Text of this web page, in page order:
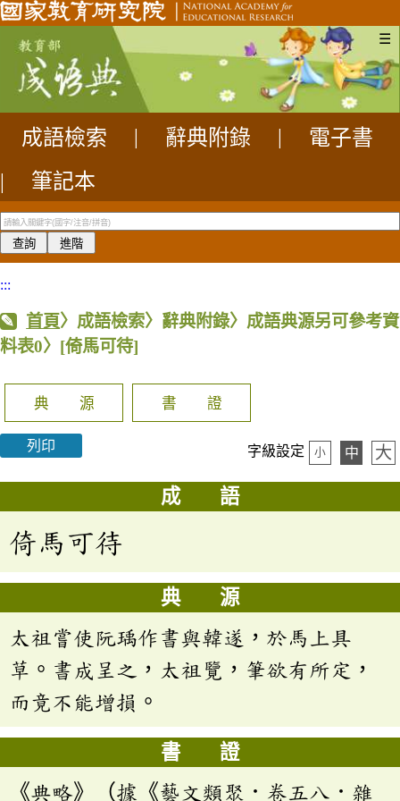
☰
成語檢索 辭典附錄
電子書
|
筆記本
:::
首頁〉成語檢索〉辭典附錄〉成語典源另可參考資
料表0〉 [倚馬可待]
典 源 書 證
列印 字級設定 小 中 大
成 語
倚馬可待
典 源
太祖嘗使阮瑀作書與韓遂，於馬上具
草。書成呈之，太祖覽，筆欲有所定，
而竟不能增損。
書 證
《典略》（據《藝文類聚．卷五八．雜